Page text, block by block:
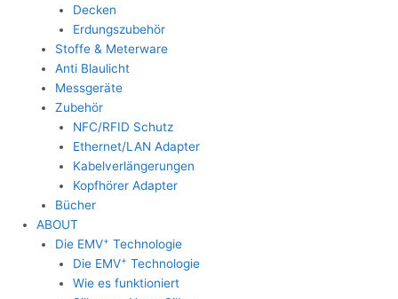
Decken
Erdungszubehör
Stoffe & Meterware
Anti Blaulicht
Messgeräte
Zubehör
NFC/RFID Schutz
Ethernet/LAN Adapter
Kabelverlängerungen
Kopfhörer Adapter
Bücher
ABOUT
Die EMV+ Technologie
Die EMV+ Technologie
Wie es funktioniert